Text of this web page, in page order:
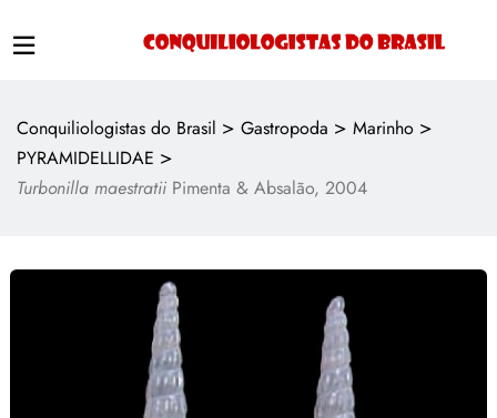
Conquiliologistas do Brasil > Gastropoda > Marinho >
PYRAMIDELLIDAE >
Turbonilla maestratii Pimenta & Absalão, 2004